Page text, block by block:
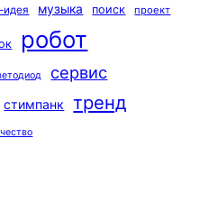
идея музыка поиск проект
робот
сервис
стимпанк тренд